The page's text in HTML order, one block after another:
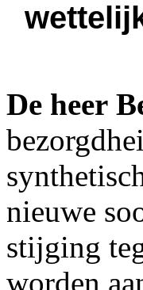
De heer
nieuwe
stijging
worden